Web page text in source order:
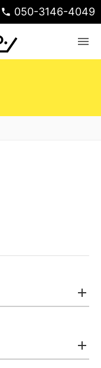
phone 050-3146-4049
menu
add
add